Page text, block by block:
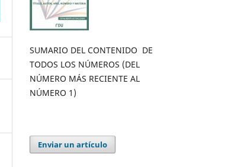
SUMARIO DEL CONTENIDO DE
TODOS LOS NÚMEROS (DEL
NÚMERO MÁS RECIENTE AL
NÚMERO 1)
Enviar un artículo